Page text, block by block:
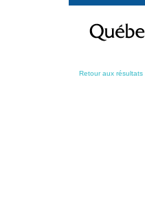
contenu
Retour aux résultats